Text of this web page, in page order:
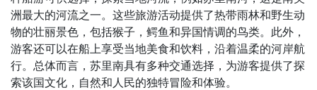
洲最大的河流之一。这些旅游活动提供了热带雨林和野生动
物的壮丽景色，包括猴子，鳄鱼和异国情调的鸟类。此外，
游客还可以在船上享受当地美食和饮料，沿着温柔的河岸航
行。总体而言，苏里南具有多种交通选择，为游客提供了探
索该国文化，自然和人民的独特冒险和体验。